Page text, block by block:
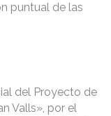
puntual de las
del Proyecto de
Valls», por el